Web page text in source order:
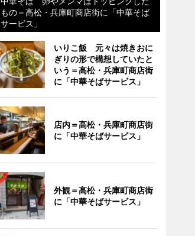
もの＝高松・兵庫町商店街に「中華そば
サービス」
いりこ飯 元々は焼きおに
ぎりの形で構想していたと
いう＝高松・兵庫町商店街
に「中華そばサービス」
店内＝高松・兵庫町商店街
に「中華そばサービス」
外観＝高松・兵庫町商店街
に「中華そばサービス」